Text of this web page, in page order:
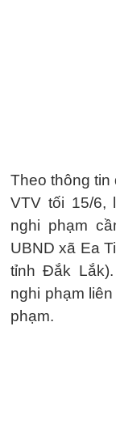
Theo thông
VTV tối 15/6,
nghi phạm
UBND xã Ea
tỉnh Đắk
nghi phạm
phạm.